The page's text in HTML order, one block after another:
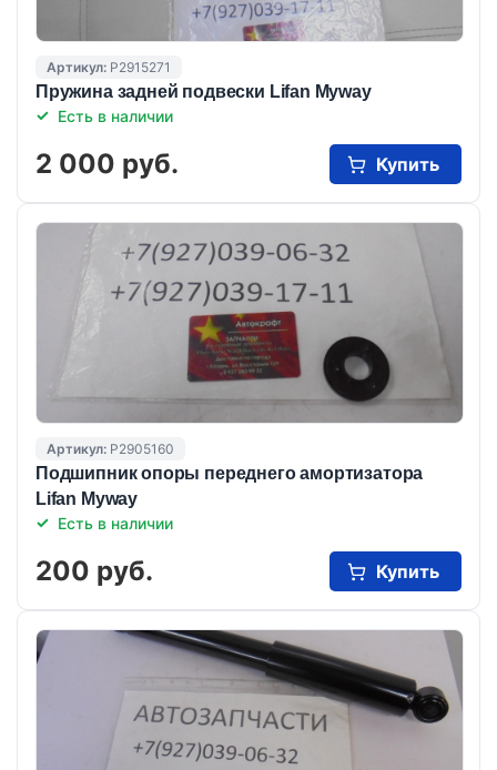
Артикул: P2915271
Пружина задней подвески Lifan Myway
Есть в наличии
2 000 руб. Купить
Артикул: P2905160
Подшипник опоры переднего амортизатора
Lifan Myway
Есть в наличии
200 руб. Купить